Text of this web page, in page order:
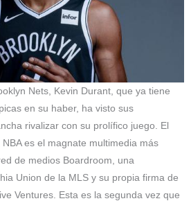
Nets, Kevin Durant, que ya tiene
en su haber, ha visto sus
rivalizar con su prolífico juego. El
es el magnate multimedia más
de medios Boardroom, una
Union de la MLS y su propia firma de
Ventures. Esta es la segunda vez que